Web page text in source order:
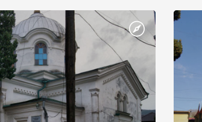
став Василем-
було Хрещення Русі. На честь
названо місто […]